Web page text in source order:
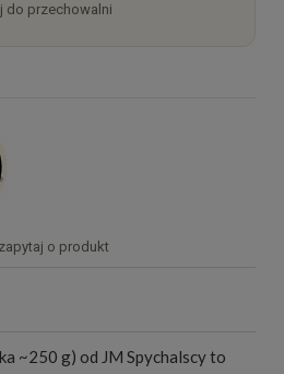
do przechowalni
zapytaj o produkt
~250 g) od JM Spychalscy to